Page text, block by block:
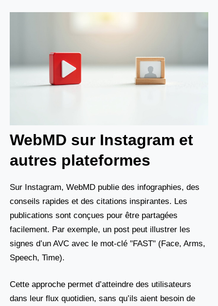
WebMD sur Instagram et
autres plateformes
Sur Instagram, WebMD publie des infographies, des
conseils rapides et des citations inspirantes. Les
publications sont conçues pour être partagées
facilement. Par exemple, un post peut illustrer les
signes d’un AVC avec le mot-clé "FAST" (Face, Arms,
Speech, Time).
Cette approche permet d’atteindre des utilisateurs
dans leur flux quotidien, sans qu’ils aient besoin de